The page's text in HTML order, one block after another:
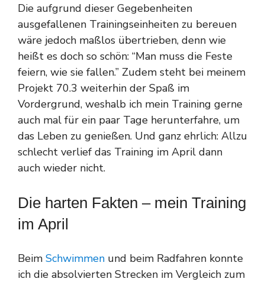
Die aufgrund dieser Gegebenheiten
ausgefallenen Trainingseinheiten zu bereuen
wäre jedoch maßlos übertrieben, denn wie
heißt es doch so schön: “Man muss die Feste
feiern, wie sie fallen.” Zudem steht bei meinem
Projekt 70.3 weiterhin der Spaß im
Vordergrund, weshalb ich mein Training gerne
auch mal für ein paar Tage herunterfahre, um
das Leben zu genießen. Und ganz ehrlich: Allzu
schlecht verlief das Training im April dann
auch wieder nicht.
Die harten Fakten – mein Training
im April
Beim Schwimmen und beim Radfahren konnte
ich die absolvierten Strecken im Vergleich zum